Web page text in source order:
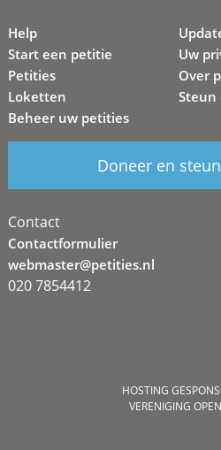
Help
Start een petitie
Petities
Loketten
Beheer uw petities
Uw
Over
Steun
Doneer en
Contact
Contactformulier
webmaster@petities.nl
020 7854412
HOSTING
VERENIGING